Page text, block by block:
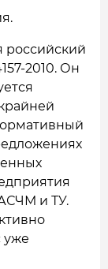
российский
2010. Он
и ТУ.
уже